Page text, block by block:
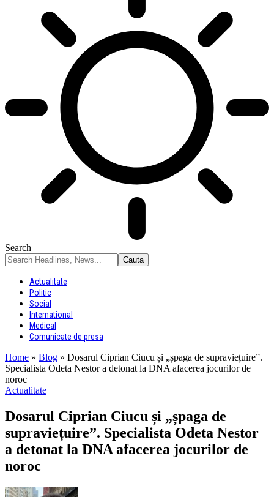
Search
Actualitate
Politic
Social
International
Medical
Comunicate de presa
Home » Blog » Dosarul Ciprian Ciucu și „șpaga de supraviețuire”.
Specialista Odeta Nestor a detonat la DNA afacerea jocurilor de
noroc
Actualitate
Dosarul Ciprian Ciucu și „șpaga de
supraviețuire”. Specialista Odeta Nestor
a detonat la DNA afacerea jocurilor de
noroc